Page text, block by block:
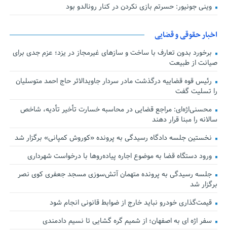
وینی جونیور: حسرتم بازی نکردن در کنار رونالدو بود
اخبار حقوقی و قضایی
برخورد بدون تعارف با ساخت‌ و سازهای غیرمجاز در یزد؛ عزم جدی برای
صیانت از طبیعت
رئیس قوه قضاییه درگذشت مادر سردار جاویدالاثر حاج احمد متوسلیان
را تسلیت گفت
محسنی‌اژه‌ای: مراجع قضایی در محاسبه خسارت تأخیر تأدیه، شاخص
سالانه را مبنا قرار دهند
نخستین جلسه دادگاه رسیدگی به پرونده «کوروش کمپانی» برگزار شد
ورود دستگاه قضا به موضوع اجاره پیاده‌روها با درخواست شهرداری
جلسه رسیدگی به پرونده متهمان آتش‌سوزی مسجد جعفری کوی نصر
برگزار شد
قیمت‌گذاری خودرو نباید خارج از ضوابط قانونی انجام شود
سفر اژه ای به اصفهان؛ از شمیم گره گشایی تا نسیم دادمندی